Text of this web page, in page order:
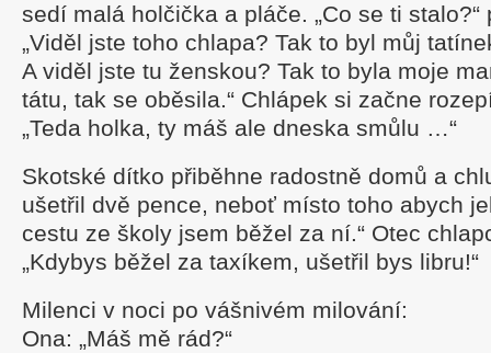
sedí malá holčička a pláče. „Co se ti stalo?“
„Viděl jste toho chlapa? Tak to byl můj
A viděl jste tu ženskou? Tak to byla moje
tátu, tak se oběsila.“ Chlápek si začne
„Teda holka, ty máš ale dneska smůlu …“
Skotské dítko přiběhne radostně domů a
ušetřil dvě pence, neboť místo toho abych
cestu ze školy jsem běžel za ní.“ Otec
„Kdybys běžel za taxíkem, ušetřil bys libru!“
Milenci v noci po vášnivém milování:
Ona: „Máš mě rád?“